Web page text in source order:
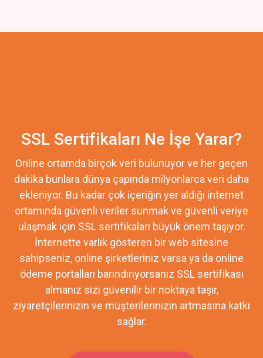
SSL Sertifikaları Ne İşe Yarar?
Online ortamda birçok veri bulunuyor ve her geçen
dakika bunlara dünya çapında milyonlarca veri daha
ekleniyor. Bu kadar çok içeriğin yer aldığı internet
ortamında güvenli veriler sunmak ve güvenli veriye
ulaşmak için SSL sertifikaları büyük önem taşıyor.
İnternette varlık gösteren bir web sitesine
sahipseniz, online şirketleriniz varsa ya da online
ödeme portalları barındırıyorsanız SSL sertifikası
almanız sizi güvenilir bir noktaya taşır,
ziyaretçilerinizin ve müşterilerinizin artmasına katkı
sağlar.